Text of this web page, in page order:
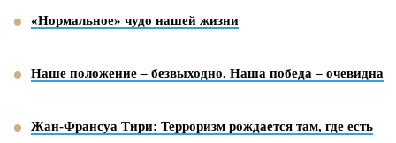
«Нормальное» чудо нашей жизни
Наше положение – безвыходно. Наша победа – очевидна
Жан-Франсуа Тири: Терроризм рождается там, где есть